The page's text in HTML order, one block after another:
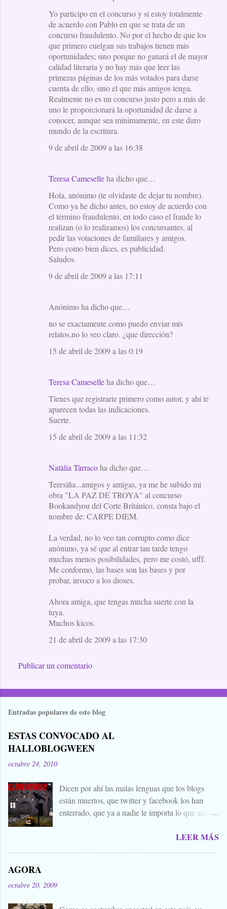
Yo participo en el concurso y sí estoy totalmente
de acuerdo con Pablo en que se trata de un
concurso fraudulento. No por el hecho de que los
que primero cuelgan sus trabajos tienen más
oportunidades; sino porque no ganará el de mayor
calidad literaria y no hay más que leer las
primeras páginas de los más votados para darse
cuenta de ello, sino el que más amigos tenga.
Realmente no es un concurso justo pero a más de
uno le proporcionará la oportunidad de darse a
conocer, aunque sea mínimamente, en este duro
mundo de la escritura.
9 de abril de 2009 a las 16:38
Teresa Cameselleha dicho que…
Hola, anónimo (te olvidaste de dejar tu nombre).
Como ya he dicho antes, no estoy de acuerdo con
el término fraudulento, en todo caso el fraude lo
realizan (o lo realizamos) los concursantes, al
pedir las votaciones de familiares y amigos.
Pero como bien dices, es publicidad.
Saludos.
9 de abril de 2009 a las 17:11
Anónimo ha dicho que…
no se exactamente como puedo enviar mis
relatos,no lo veo claro. ¿que dirección?
15 de abril de 2009 a las 0:19
Teresa Cameselleha dicho que…
Tienes que registrarte primero como autor, y ahí te
aparecen todas las indicaciones.
Suerte.
15 de abril de 2009 a las 11:32
Natàlia Tàrracoha dicho que…
Teresiña...amigos y amigas, ya me he subido mi
obra "LA PAZ DE TROYA" al concurso
Bookandyou del Corte Británico, consta bajo el
nombre de: CARPE DIEM.
La verdad, no lo veo tan corrupto como dice
anónimo, ya sé que al entrar tan tarde tengo
muchas menos posibilidades, pero me costó, ufff.
Me conformo, las bases son las bases y por
probar, invoco a los dioses.
Ahora amiga, que tengas mucha suerte con la
tuya.
Muchos kicos.
21 de abril de 2009 a las 17:30
Publicar un comentario
Entradas populares de este blog
ESTAS CONVOCADO AL
HALLOBLOGWEEN
octubre 24, 2010
Dicen por ahí las malas lenguas que los blogs
están muertos, que twitter y facebook los han
enterrado, que ya a nadie le importa lo que aquí
levantar nuestros blogs, sean vivos, muertos, o
LEER MÁS
AGORA
octubre 20, 2009